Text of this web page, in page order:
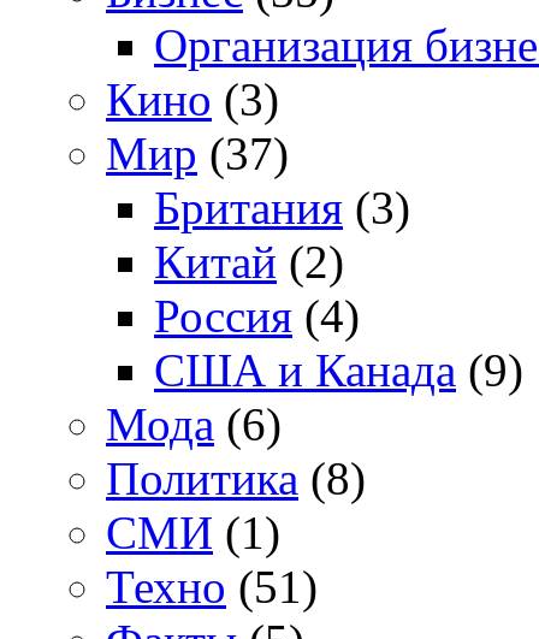
Организация
Кино (3)
Мир (37)
Британия (3)
Китай (2)
Россия (4)
США и Канада (9)
Мода (6)
Политика (8)
СМИ (1)
Техно (51)